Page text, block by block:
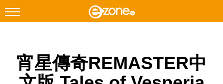
Facebook Instagram
科技焦點
宵星傳奇REMASTER中